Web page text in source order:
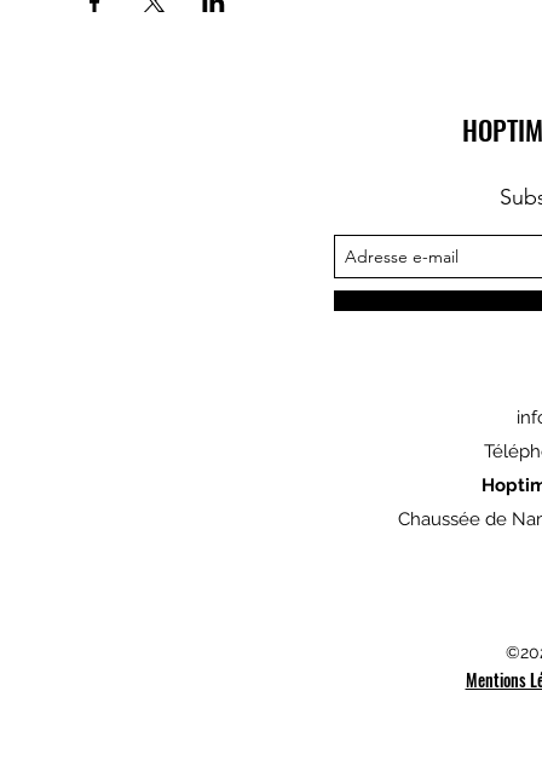
Chaussée de
Mentions